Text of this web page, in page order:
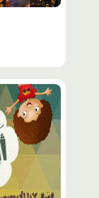
محتوى
مميّز